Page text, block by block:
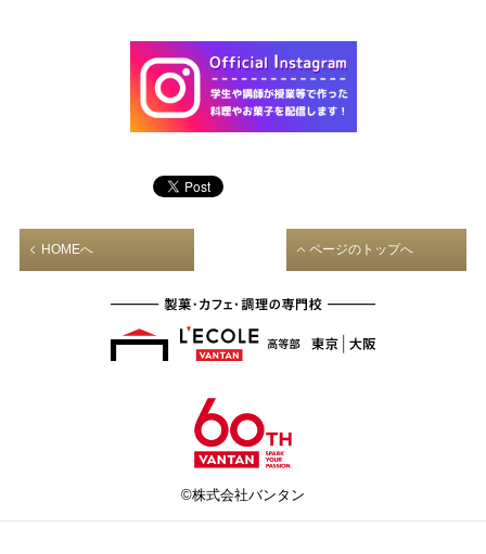
HOMEへ ページのトップへ
©株式会社バンタン